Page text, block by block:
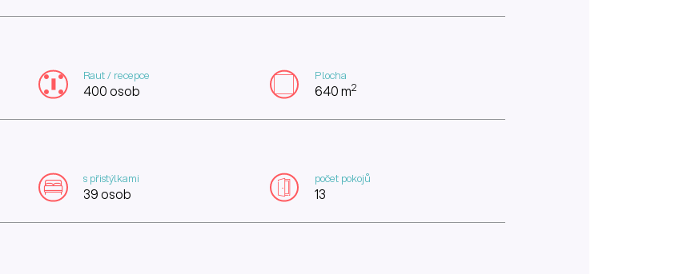
Raut / recepce
400 osob
Plocha
640 m2
s přistýlkami
39 osob
počet pokojů
13